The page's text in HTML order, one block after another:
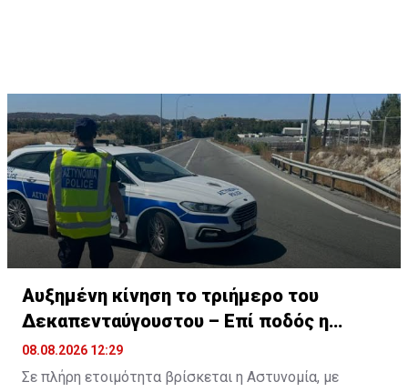
Αυξημένη κίνηση το τριήμερο του
Δεκαπενταύγουστου – Επί ποδός η
Αστυνομία
08.08.2026 12:29
Σε πλήρη ετοιμότητα βρίσκεται η Αστυνομία, με